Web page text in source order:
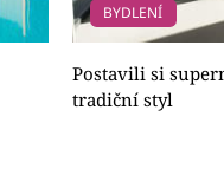
BYDLENÍ
Postavili si
tradiční styl